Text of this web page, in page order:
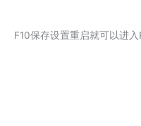
F10保存设置重启就可以进入